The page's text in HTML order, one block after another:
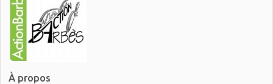
À propos